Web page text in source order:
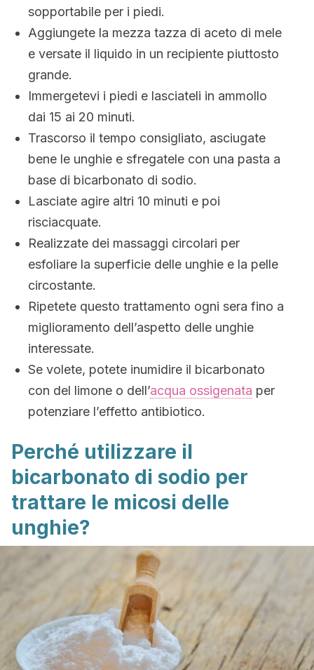
sopportabile per i piedi.
Aggiungete la mezza tazza di aceto di mele
e versate il liquido in un recipiente piuttosto
grande.
Immergetevi i piedi e lasciateli in ammollo
dai 15 ai 20 minuti.
Trascorso il tempo consigliato, asciugate
bene le unghie e sfregatele con una pasta a
base di bicarbonato di sodio.
Lasciate agire altri 10 minuti e poi
risciacquate.
Realizzate dei massaggi circolari per
esfoliare la superficie delle unghie e la pelle
circostante.
Ripetete questo trattamento ogni sera fino a
miglioramento dell’aspetto delle unghie
interessate.
Se volete, potete inumidire il bicarbonato
con del limone o dell’acqua ossigenata per
potenziare l’effetto antibiotico.
Perché utilizzare il
bicarbonato di sodio per
trattare le micosi delle
unghie?